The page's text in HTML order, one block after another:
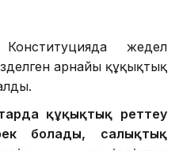
жедел
арнайы құқықтық
құқықтық реттеу
болады, салықтық